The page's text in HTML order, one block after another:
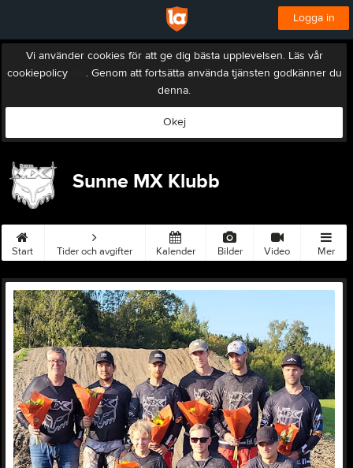
Logga in
Vi använder cookies för att ge dig bästa upplevelsen. Läs vår
cookiepolicy
. Genom att fortsätta använda tjänsten godkänner du
denna.
Okej
Sunne MX Klubb
Start Tider och avgifter Kalender Bilder Video Mer